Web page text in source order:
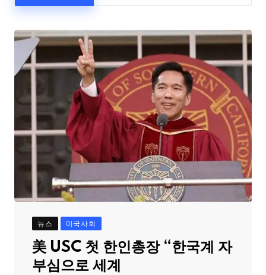
뉴스 미국사회
美 USC 첫 한인총장 “한국계 자
부심으로 세계